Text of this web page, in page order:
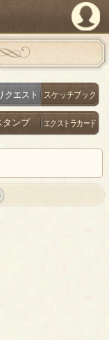
PandoraPartyProject
クエスト スケッチブック
タンプ エクストラカード